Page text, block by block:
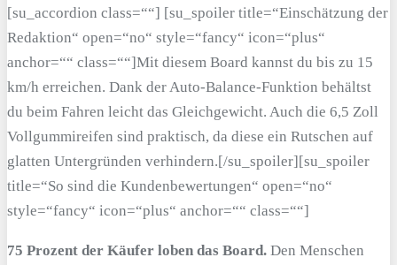
[su_accordion class=““] [su_spoiler title=“Einschätzung der
Redaktion“ open=“no“ style=“fancy“ icon=“plus“
anchor=““ class=““]Mit diesem Board kannst du bis zu 15
km/h erreichen. Dank der Auto-Balance-Funktion behältst
du beim Fahren leicht das Gleichgewicht. Auch die 6,5 Zoll
Vollgummireifen sind praktisch, da diese ein Rutschen auf
glatten Untergründen verhindern.[/su_spoiler][su_spoiler
title=“So sind die Kundenbewertungen“ open=“no“
style=“fancy“ icon=“plus“ anchor=““ class=““]
75 Prozent der Käufer loben das Board. Den Menschen